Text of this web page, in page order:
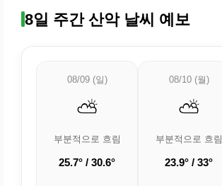
8일 주간 산악 날씨 예보
08/09 (일)
⛅
부분적으로 흐림
25.7° / 30.6°
08/10 (월)
⛅
부분적으로 흐림
23.9° / 33°